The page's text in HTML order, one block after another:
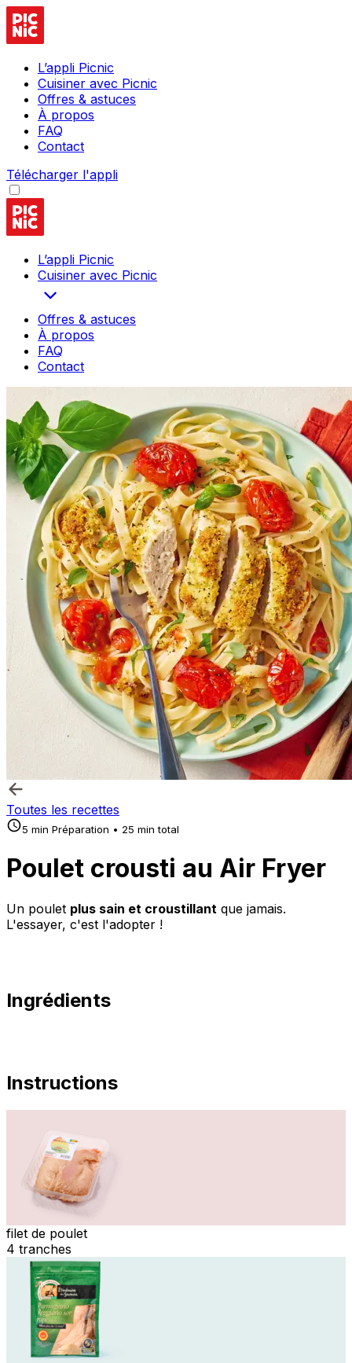
L’appli Picnic
Cuisiner avec Picnic
Offres & astuces
À propos
FAQ
Contact
Télécharger l'appli
L’appli Picnic
Cuisiner avec Picnic
Offres & astuces
À propos
FAQ
Contact
Toutes les recettes
5 min Préparation • 25 min total
Poulet crousti au Air Fryer
Un poulet plus sain et croustillant que jamais.
L'essayer, c'est l'adopter !
Ingrédients
Instructions
filet de poulet
4 tranches